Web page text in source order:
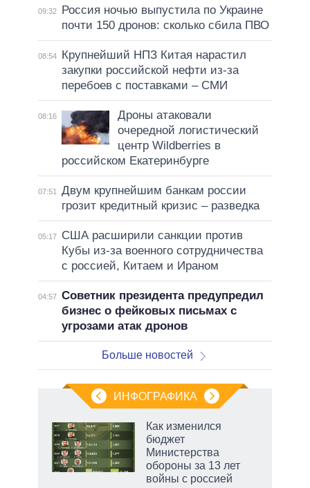
09:32
Россия ночью выпустила по Украине
почти 150 дронов: сколько сбила ПВО
08:54
Крупнейший НПЗ Китая нарастил
закупки российской нефти из-за
перебоев с поставками – СМИ
08:16
Дроны атаковали
очередной логистический
центр Wildberries в
российском Екатеринбурге
07:51
Двум крупнейшим банкам россии
грозит кредитный кризис – разведка
05:17
США расширили санкции против
Кубы из-за военного сотрудничества
с россией, Китаем и Ираном
04:57 Советник президента предупредил
бизнес о фейковых письмах с
угрозами атак дронов
Больше новостей
ИНФОГРАФИКА
Как изменился
бюджет
Министерства
обороны за 13 лет
войны с россией